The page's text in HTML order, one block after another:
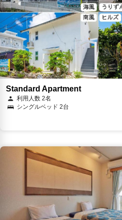
Standard Apartment
利用人数 2名
シングルベッド 2台